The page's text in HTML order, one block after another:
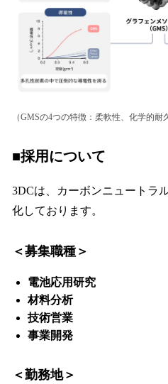
（GMSの4つの特徴：柔軟性、化学的耐
■採用について
3DCは、カーボンニュートラ
化しております。
＜募集職種＞
電池応用研究
材料分析
技術営業
事業開発
＜勤務地＞